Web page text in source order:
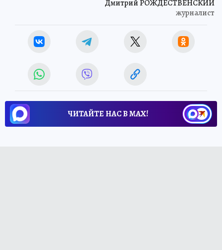
Дмитрий РОЖДЕСТВЕНСКИЙ
журналист
ЧИТАЙТЕ НАС В МАХ!